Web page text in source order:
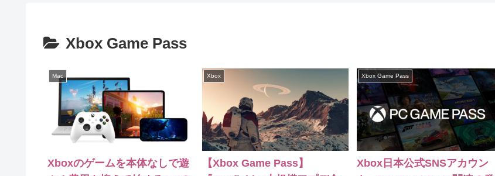
Xbox Game Pass
Mac
Xboxのゲームを本体なしで遊
Xbox
【Xbox Game Pass】
Xbox Game Pass
Xbox日本公式SNSアカウン